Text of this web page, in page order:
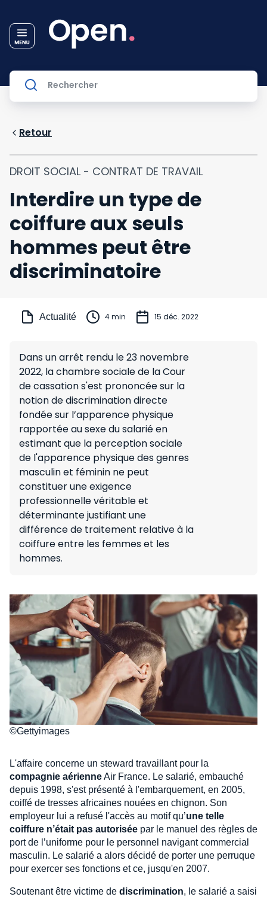
Retour
DROIT SOCIAL - CONTRAT DE TRAVAIL
Interdire un type de
coiffure aux seuls
hommes peut être
discriminatoire
Actualité 4 min 15 déc. 2022
Dans un arrêt rendu le 23 novembre
2022, la chambre sociale de la Cour
de cassation s'est prononcée sur la
notion de discrimination directe
fondée sur l’apparence physique
rapportée au sexe du salarié en
estimant que la perception sociale
de l'apparence physique des genres
masculin et féminin ne peut
constituer une exigence
professionnelle véritable et
déterminante justifiant une
différence de traitement relative à la
coiffure entre les femmes et les
hommes.
©Gettyimages
L'affaire concerne un steward travaillant pour la
compagnie aérienneAir France. Le salarié, embauché
depuis 1998, s'est présenté à l'embarquement, en 2005,
coiffé de tresses africaines nouées en chignon. Son
employeur lui a refusé l'accès au motif qu’une telle
coiffure n’était pas autorisée par le manuel des règles de
port de l’uniforme pour le personnel navigant commercial
masculin. Le salarié a alors décidé de porter une perruque
pour exercer ses fonctions et ce, jusqu'en 2007.
Soutenant être victime de discrimination, le salarié a saisi